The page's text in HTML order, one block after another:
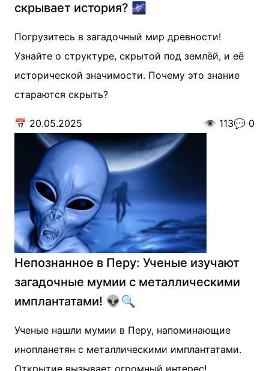
скрывает история? 🌌
Погрузитесь в загадочный мир древности!
Узнайте о структуре, скрытой под землёй, и её
исторической значимости. Почему это знание
стараются скрыть?
📅 20.05.2025 👁️ 113💬 0
Непознанное в Перу: Ученые изучают
загадочные мумии с металлическими
имплантатами! 👽🔍
Ученые нашли мумии в Перу, напоминающие
инопланетян с металлическими имплантатами.
Открытие вызывает огромный интерес!